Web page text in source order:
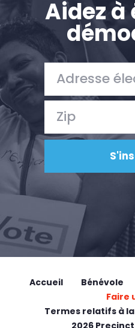
Take
Aidez à
Accueil Bénévole
Faire
Termes relatifs à
2026